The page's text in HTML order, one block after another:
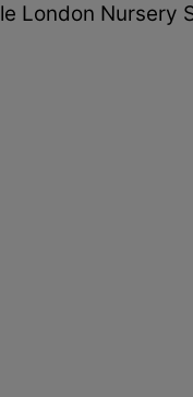
London Nursery